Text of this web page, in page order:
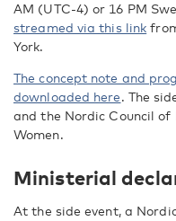
AM (UTC-4) or 16 PM
streamed via this link
York.
The concept note and
downloaded here. The
and the Nordic Council of
Women.
Ministerial
At the side event, a